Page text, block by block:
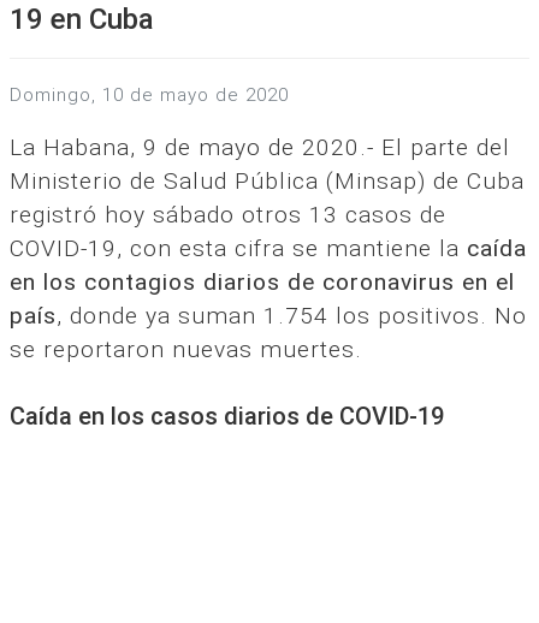
19 en Cuba
domingo, 10 de mayo de 2020
La Habana, 9 de mayo de 2020.- El parte del
Ministerio de Salud Pública (Minsap) de Cuba
registró hoy sábado otros 13 casos de
COVID-19, con esta cifra se mantiene la caída
en los contagios diarios de coronavirus en el
país, donde ya suman 1.754 los positivos. No
se reportaron nuevas muertes.
Caída en los casos diarios de COVID-19